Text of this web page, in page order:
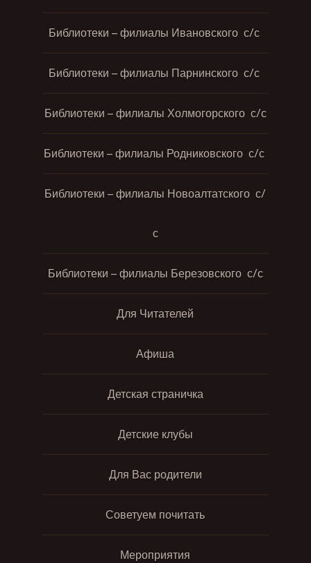
Библиотеки – филиалы Ивановского с/с
Библиотеки – филиалы Парнинского с/с
Библиотеки – филиалы Холмогорского с/с
Библиотеки – филиалы Родниковского с/с
Библиотеки – филиалы Новоалтатского с/
с
Библиотеки – филиалы Березовского с/с
Для Читателей
Афиша
Детская страничка
Детские клубы
Для Вас родители
Советуем почитать
Мероприятия